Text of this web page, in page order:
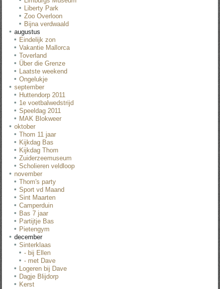
Liberty Park
Zoo Overloon
Bijna verdwaald
augustus
Eindelijk zon
Vakantie Mallorca
Toverland
Über die Grenze
Laatste weekend
Ongelukje
september
Huttendorp 2011
1e voetbalwedstrijd
Speeldag 2011
MAK Blokweer
oktober
Thom 11 jaar
Kijkdag Bas
Kijkdag Thom
Zuiderzeemuseum
Scholieren veldloop
november
Thom's party
Sport vd Maand
Sint Maarten
Camperduin
Bas 7 jaar
Partijtje Bas
Pietengym
december
Sinterklaas
- bij Ellen
- met Dave
Logeren bij Dave
Dagje Blijdorp
Kerst